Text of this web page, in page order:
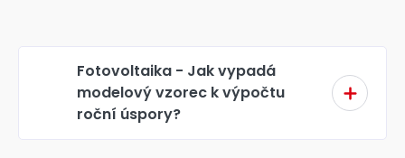
Fotovoltaika - Jak vypadá
modelový vzorec k výpočtu
roční úspory?